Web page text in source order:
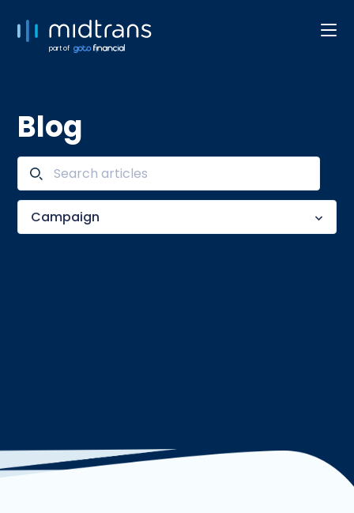
part of
Blog
Campaign